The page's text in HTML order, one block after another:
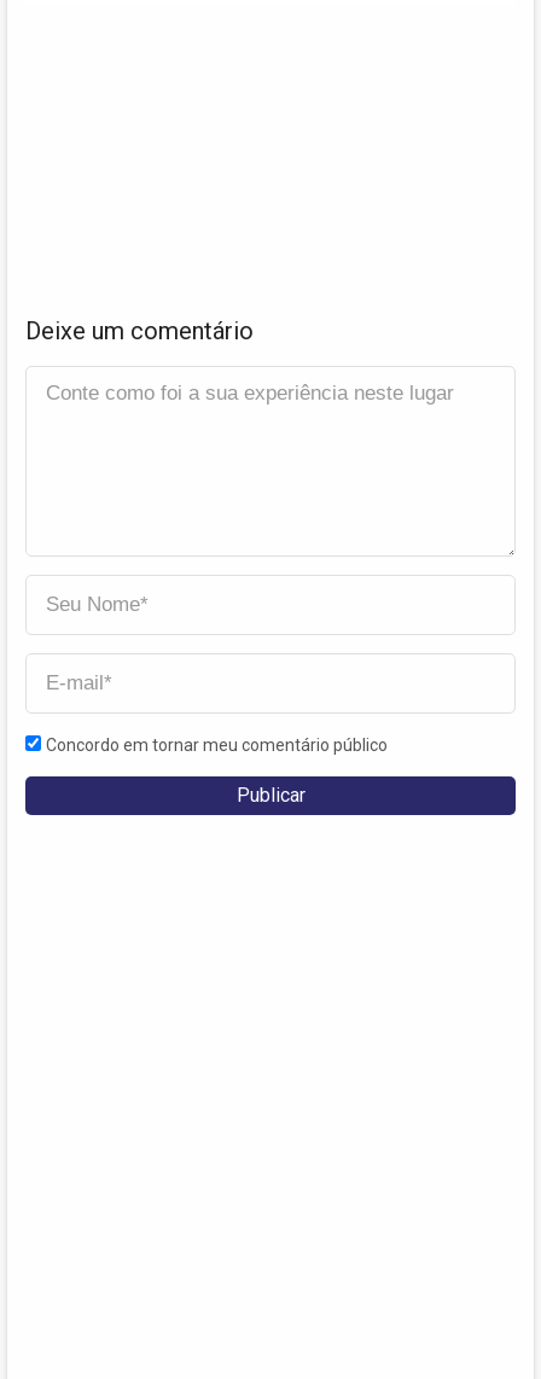
Deixe um comentário
Concordo em tornar meu comentário público